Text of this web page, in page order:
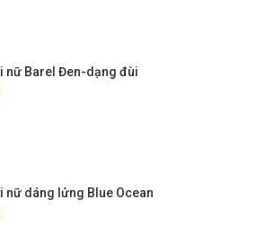
nữ Barel Đen-dạng đùi
nữ dáng lửng Blue Ocean